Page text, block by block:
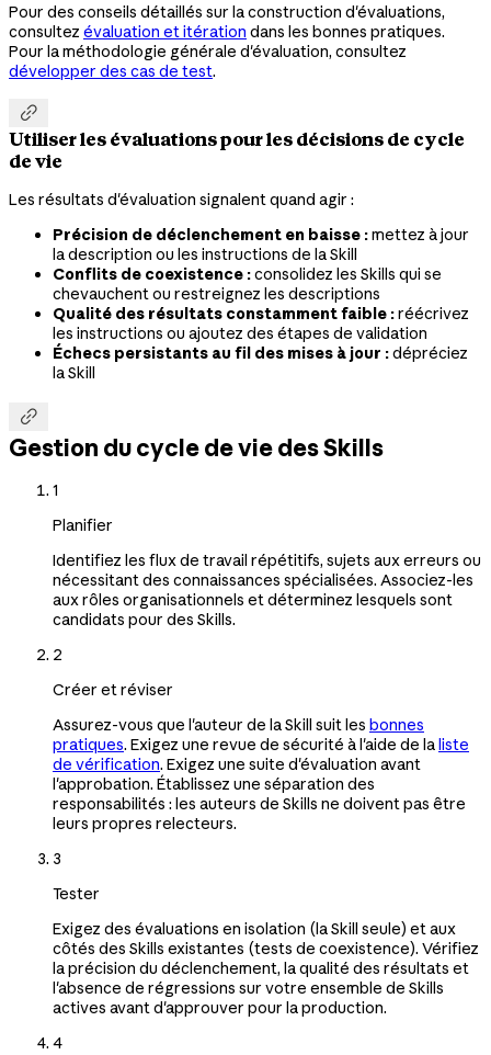
Pour des conseils détaillés sur la construction d'évaluations,
consultez évaluation et itération dans les bonnes pratiques.
Pour la méthodologie générale d'évaluation, consultez
développer des cas de test.

Utiliser les évaluations pour les décisions de cycle
de vie
Les résultats d'évaluation signalent quand agir :
Précision de déclenchement en baisse :mettez à jour
la description ou les instructions de la Skill
Conflits de coexistence :consolidez les Skills qui se
chevauchent ou restreignez les descriptions
Qualité des résultats constamment faible :réécrivez
les instructions ou ajoutez des étapes de validation
Échecs persistants au fil des mises à jour :dépréciez
la Skill

Gestion du cycle de vie des Skills
1
Planifier
Identifiez les flux de travail répétitifs, sujets aux erreurs ou
nécessitant des connaissances spécialisées. Associez-les
aux rôles organisationnels et déterminez lesquels sont
candidats pour des Skills.
2
Créer et réviser
Assurez-vous que l'auteur de la Skill suit les bonnes
pratiques. Exigez une revue de sécurité à l'aide de laliste
de vérification. Exigez une suite d'évaluation avant
l'approbation. Établissez une séparation des
responsabilités : les auteurs de Skills ne doivent pas être
leurs propres relecteurs.
3
Tester
Exigez des évaluations en isolation (la Skill seule) et aux
côtés des Skills existantes (tests de coexistence). Vérifiez
la précision du déclenchement, la qualité des résultats et
l'absence de régressions sur votre ensemble de Skills
actives avant d'approuver pour la production.
4